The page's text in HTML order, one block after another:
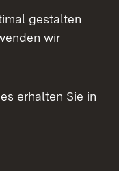
gestalten
wir
erhalten Sie in